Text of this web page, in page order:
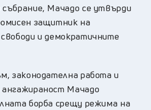
Мачадо се утвърди
защитник на
и демократичните
законодателна работа и
Мачадо
борба срещу режима на